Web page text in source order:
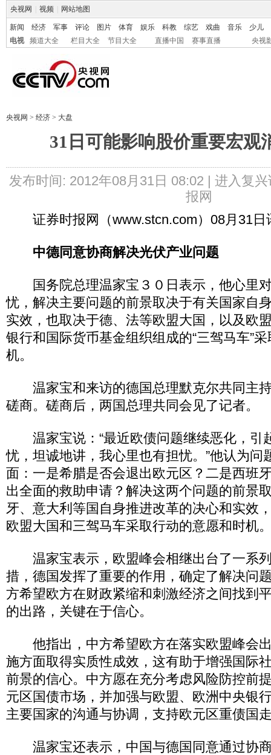
央视网 视频 网站地图
新闻 经济 军事 评论 图片 体育 娱乐 科教 综艺 戏曲 音乐
少儿
电视
频道大全 栏目大全 节目大全 直播中国 赛事直播 央视
央视网 > 经济 > 大盘
31日可能影响股价重要宏观
发布时间: 2012年08月31日 08:02 | 进入复兴
报网
证券时报网（www.stcn.com）08月31日
中德同意协商解决光伏产业问题
国务院总理温家宝３０日表示，他心里
忧，解决主要问题的前景取决于有关国家自
实效，也取决于德、法等欧盟大国，以及欧
银行和国际货币基金组织组成的“三驾马车”
机。
温家宝和来访的德国总理默克尔共同主
磋商。磋商后，两国总理共同会见了记者。
温家宝说：“最近欧债问题继续恶化，引
忧，坦诚地讲，我心里也有担忧。”他认为问
面：一是希腊是否会退出欧元区？二是西班
出全面的救助申请？解决这两个问题的前景
牙、意大利等国自身推进改革的决心和实效
欧盟大国和三驾马车采取行动的意愿和时机
温家宝表示，欧盟峰会相继出台了一系
措，德国发挥了重要的作用，确定了解决问
方希望欧方在财政紧缩和刺激经济之间找到
的出路，关键在于信心。
他指出，中方希望欧方在落实欧盟峰会
施方面取得实质性成效，这有助于增强国际
前景的信心。中方愿在充分考虑风险防控前
元区国债市场，并加强与欧盟、欧洲中央银
主要国家的沟通与协调，支持欧元区重债国
温家宝还表示，中国与德国同意通过协